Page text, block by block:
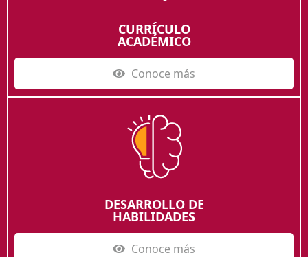
CURRÍCULO
ACADÉMICO
Conoce más
DESARROLLO DE
HABILIDADES
Conoce más